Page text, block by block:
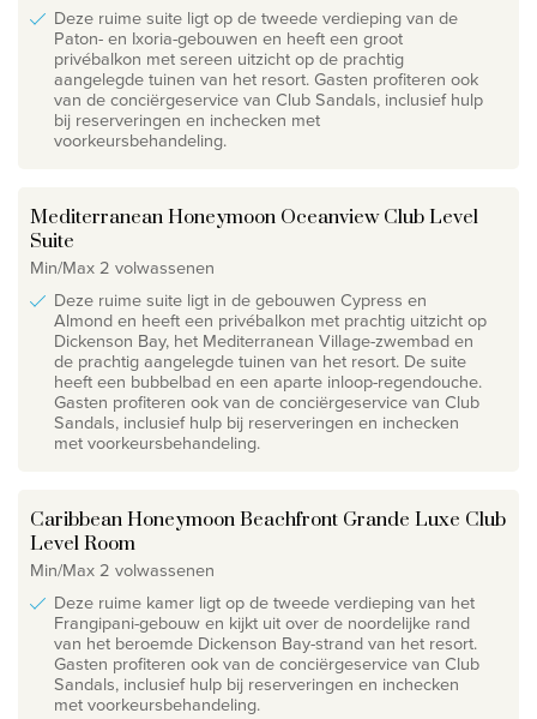
Deze ruime suite ligt op de tweede verdieping van de
Paton- en Ixoria-gebouwen en heeft een groot
privébalkon met sereen uitzicht op de prachtig
aangelegde tuinen van het resort. Gasten profiteren ook
van de conciërgeservice van Club Sandals, inclusief hulp
bij reserveringen en inchecken met
voorkeursbehandeling.
Mediterranean Honeymoon Oceanview Club Level
Suite
Min/Max 2 volwassenen
Deze ruime suite ligt in de gebouwen Cypress en
Almond en heeft een privébalkon met prachtig uitzicht op
Dickenson Bay, het Mediterranean Village-zwembad en
de prachtig aangelegde tuinen van het resort. De suite
heeft een bubbelbad en een aparte inloop-regendouche.
Gasten profiteren ook van de conciërgeservice van Club
Sandals, inclusief hulp bij reserveringen en inchecken
met voorkeursbehandeling.
Caribbean Honeymoon Beachfront Grande Luxe Club
Level Room
Min/Max 2 volwassenen
Deze ruime kamer ligt op de tweede verdieping van het
Frangipani-gebouw en kijkt uit over de noordelijke rand
van het beroemde Dickenson Bay-strand van het resort.
Gasten profiteren ook van de conciërgeservice van Club
Sandals, inclusief hulp bij reserveringen en inchecken
met voorkeursbehandeling.